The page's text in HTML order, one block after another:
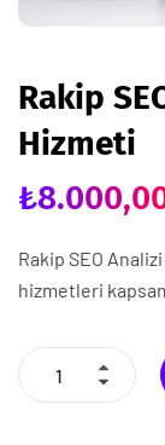
Rakip
Hizmeti
₺
Rakip SEO
hizmetleri